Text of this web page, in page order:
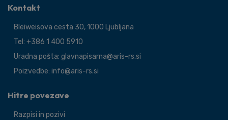
Kontakt
Bleiweisova cesta 30, 1000 Ljubljana
Tel: +386 1 400 5910
Uradna pošta: glavnapisarna@aris-rs.si
Poizvedbe: info@aris-rs.si
Hitre povezave
Razpisi in pozivi